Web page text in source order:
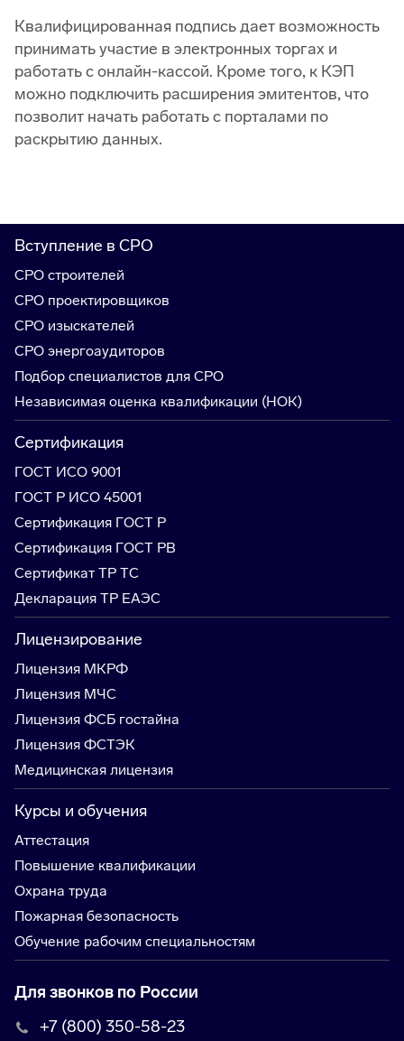
Квалифицированная подпись дает возможность
принимать участие в электронных торгах и
работать с онлайн-кассой. Кроме того, к КЭП
можно подключить расширения эмитентов, что
позволит начать работать с порталами по
раскрытию данных.
Вступление в СРО
СРО строителей
СРО проектировщиков
СРО изыскателей
СРО энергоаудиторов
Подбор специалистов для СРО
Независимая оценка квалификации (НОК)
Сертификация
ГОСТ ИСО 9001
ГОСТ Р ИСО 45001
Сертификация ГОСТ Р
Сертификация ГОСТ РВ
Сертификат ТР ТС
Декларация ТР ЕАЭС
Лицензирование
Лицензия МКРФ
Лицензия МЧС
Лицензия ФСБ гостайна
Лицензия ФСТЭК
Медицинская лицензия
Курсы и обучения
Аттестация
Повышение квалификации
Охрана труда
Пожарная безопасность
Обучение рабочим специальностям
Для звонков по России
+7 (800) 350-58-23